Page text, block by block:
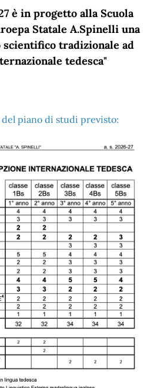
è in progetto alla Scuola
Statale A.Spinelli una
scientifico tradizionale ad
tedesca"
piano di studi previsto: